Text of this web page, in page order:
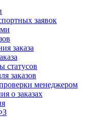
заявок
заказа
статусов
заказов
менеджером
о заказах